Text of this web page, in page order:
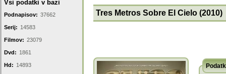
Vsi podatki v bazi
Podnapisov: 37662
Serij: 14583
Filmov: 23079
Dvd: 1861
Hd: 14893
Tres Metros Sobre El Cielo (2010)